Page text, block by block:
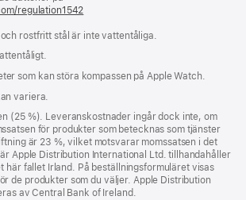
regulation1542
ett
rostfritt stål är inte vattentåliga.
som kan störa kompassen på Apple Watch.
variera.
(25 %). Leveranskostnader ingår dock inte, om
för produkter som betecknas som tjänster
är 23 %, vilket motsvarar momssatsen i det
Apple Distribution International Ltd. tillhandahåller
här fallet Irland. På beställningsformuläret visas
de produkter som du väljer. Apple Distribution
av Central Bank of Ireland.